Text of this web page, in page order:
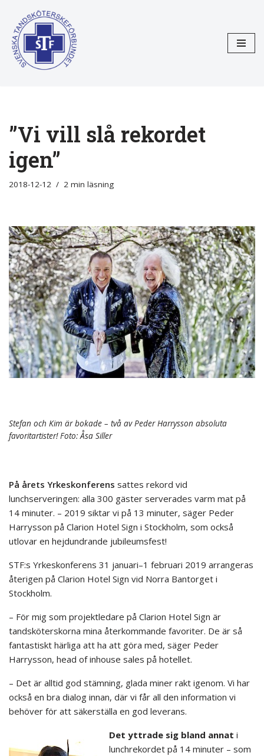
Hoppa
till
innehåll
”Vi vill slå rekordet
igen”
2018-12-12 2 min läsning
Stefan och Kim är bokade – två av Peder Harrysson absoluta
favoritartister! Foto: Åsa Siller
På årets Yrkeskonferens sattes rekord vid
lunchserveringen: alla 300 gäster serverades varm mat på
14 minuter. – 2019 siktar vi på 13 minuter, säger Peder
Harrysson på Clarion Hotel Sign i Stockholm, som också
utlovar en hejdundrande jubileumsfest!
STF:s Yrkeskonferens 31 januari–1 februari 2019 arrangeras
återigen på Clarion Hotel Sign vid Norra Bantorget i
Stockholm.
– För mig som projektledare på Clarion Hotel Sign är
tandsköterskorna mina återkommande favoriter. De är så
fantastiskt härliga att ha att göra med, säger Peder
Harrysson, head of inhouse sales på hotellet.
– Det är alltid god stämning, glada miner rakt igenom. Vi har
också en bra dialog innan, där vi får all den information vi
behöver för att säkerställa en god leverans.
Det yttrade sig bland annat i
lunchrekordet på 14 minuter – som